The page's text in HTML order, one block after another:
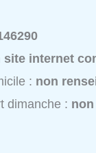
site internet
: non
dimanche : non